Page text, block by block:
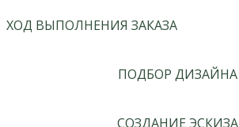
ХОД ВЫПОЛНЕНИЯ ЗАКАЗА
ПОДБОР ДИЗАЙНА
СОЗДАНИЕ ЭСКИЗА